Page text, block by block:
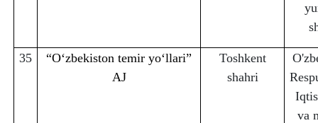
35
“Oʻzbekiston temir yoʻllari”
AJ
Toshkent
shahri
va